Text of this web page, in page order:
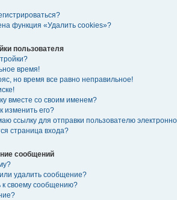
функция «Удалить cookies»?
пользователя
время!
но время все равно неправильное!
вместе со своим именем?
изменить его?
ссылку для отправки пользователю
страница входа?
сообщений
удалить сообщение?
к своему сообщению?